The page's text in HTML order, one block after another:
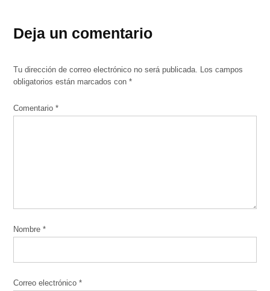
Deja un comentario
Tu dirección de correo electrónico no será publicada. Los campos
obligatorios están marcados con*
Comentario*
Nombre*
Correo electrónico*